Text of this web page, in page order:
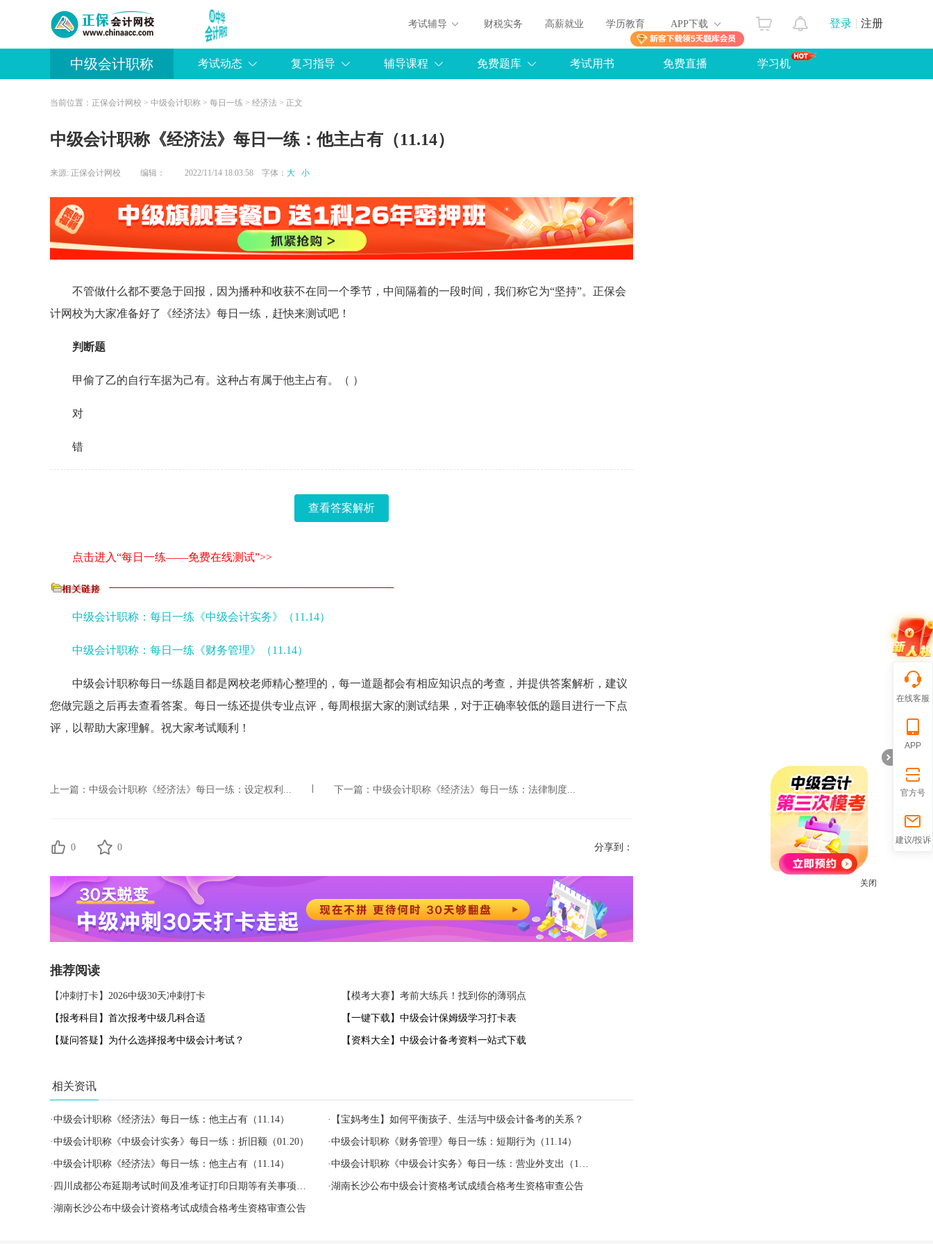
登录 注册
考试辅导 财税实务 高薪就业 学历教育 APP下载
中级会计职称 考试动态 复习指导 辅导课程 免费题库 考试用书 免费直播 学习机
当前位置： 正保会计网校 > 中级会计职称 > 每日一练 > 经济法 > 正文
中级会计职称《经济法》每日一练：他主占有（11.14）
来源: 正保会计网校 编辑： 2022/11/14 18:03:58 字体： 大 小
不管做什么都不要急于回报，因为播种和收获不在同一个季节，中间隔着的一段时间，我们称它为“坚持”。正保会
计网校为大家准备好了《经济法》每日一练，赶快来测试吧！
判断题
甲偷了乙的自行车据为己有。这种占有属于他主占有。（ ）
对
错
查看答案解析
点击进入“每日一练——免费在线测试”>>
中级会计职称：每日一练《中级会计实务》（11.14）
中级会计职称：每日一练《财务管理》（11.14）
中级会计职称每日一练题目都是网校老师精心整理的，每一道题都会有相应知识点的考查，并提供答案解析，建议
您做完题之后再去查看答案。每日一练还提供专业点评，每周根据大家的测试结果，对于正确率较低的题目进行一下点
评，以帮助大家理解。祝大家考试顺利！
上一篇： 中级会计职称《经济法》每日一练：设定权利... 下一篇： 中级会计职称《经济法》每日一练：法律制度...
0 0 分享到：
推荐阅读
【冲刺打卡】2026中级30天冲刺打卡 【模考大赛】考前大练兵！找到你的薄弱点
【报考科目】首次报考中级几科合适 【一键下载】中级会计保姆级学习打卡表
【疑问答疑】为什么选择报考中级会计考试？ 【资料大全】中级会计备考资料一站式下载
相关资讯
·中级会计职称《经济法》每日一练：他主占有（11.14） · 【宝妈考生】如何平衡孩子、生活与中级会计备考的关系？
·中级会计职称《中级会计实务》每日一练：折旧额（01.20） ·中级会计职称《财务管理》每日一练：短期行为（11.14）
·中级会计职称《经济法》每日一练：他主占有（11.14） ·中级会计职称《中级会计实务》每日一练：营业外支出（11.14）
· 四川成都公布延期考试时间及准考证打印日期等有关事项的通知 ·湖南长沙公布中级会计资格考试成绩合格考生资格审查公告
·湖南长沙公布中级会计资格考试成绩合格考生资格审查公告
在线客服
APP
官方号
建议/投诉